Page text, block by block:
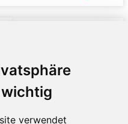
verwendet